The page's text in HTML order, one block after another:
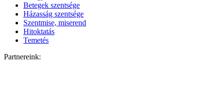
Betegek szentsége
Házasság szentsége
Szentmise, miserend
Hitoktatás
Temetés
Partnereink: